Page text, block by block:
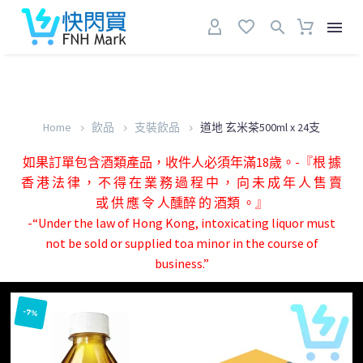
Home 飲品 支裝飲品 道地 玄米茶500ml x 24支
如果訂單包含酒類產品，收件人必須年滿18歲。-『根 據
香 港 法 律 ， 不 得 在 業 務 過 程 中 ， 向 未 成 年 人 售 賣
或 供 應 令 人醺醉 的 酒類 。』
-“Under the law of Hong Kong, intoxicating liquor must
not be sold or supplied toa minor in the course of
business.”
-7%